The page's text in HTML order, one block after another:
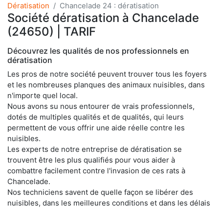
Dératisation Chancelade 24 : dératisation
Société dératisation à Chancelade
(24650) | TARIF
Découvrez les qualités de nos professionnels en
dératisation
Les pros de notre société peuvent trouver tous les foyers
et les nombreuses planques des animaux nuisibles, dans
n'importe quel local.
Nous avons su nous entourer de vrais professionnels,
dotés de multiples qualités et de qualités, qui leurs
permettent de vous offrir une aide réelle contre les
nuisibles.
Les experts de notre entreprise de dératisation se
trouvent être les plus qualifiés pour vous aider à
combattre facilement contre l'invasion de ces rats à
Chancelade.
Nos techniciens savent de quelle façon se libérer des
nuisibles, dans les meilleures conditions et dans les délais